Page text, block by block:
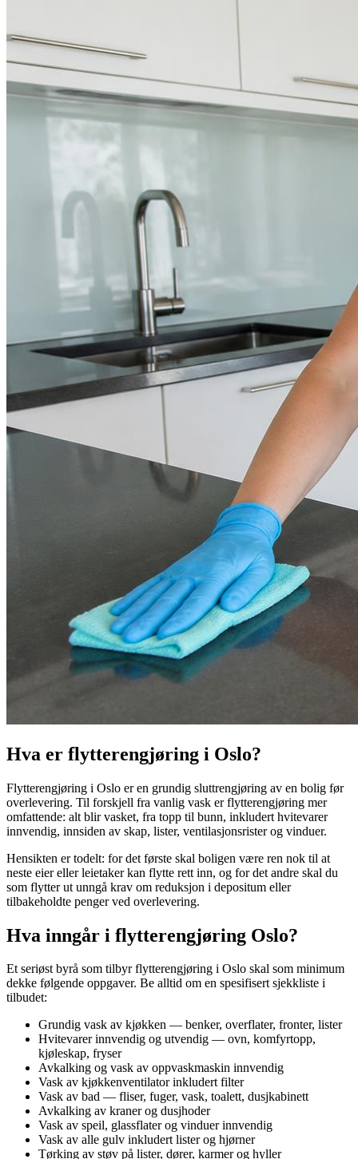
Hva er flytterengjøring i Oslo?
Flytterengjøring i Oslo er en grundig sluttrengjøring av en bolig før
overlevering. Til forskjell fra vanlig vask er flytterengjøring mer
omfattende: alt blir vasket, fra topp til bunn, inkludert hvitevarer
innvendig, innsiden av skap, lister, ventilasjonsrister og vinduer.
Hensikten er todelt: for det første skal boligen være ren nok til at
neste eier eller leietaker kan flytte rett inn, og for det andre skal du
som flytter ut unngå krav om reduksjon i depositum eller
tilbakeholdte penger ved overlevering.
Hva inngår i flytterengjøring Oslo?
Et seriøst byrå som tilbyr flytterengjøring i Oslo skal som minimum
dekke følgende oppgaver. Be alltid om en spesifisert sjekkliste i
tilbudet:
Grundig vask av kjøkken — benker, overflater, fronter, lister
Hvitevarer innvendig og utvendig — ovn, komfyrtopp,
kjøleskap, fryser
Avkalking og vask av oppvaskmaskin innvendig
Vask av kjøkkenventilator inkludert filter
Vask av bad — fliser, fuger, vask, toalett, dusjkabinett
Avkalking av kraner og dusjhoder
Vask av speil, glassflater og vinduer innvendig
Vask av alle gulv inkludert lister og hjørner
Tørking av støv på lister, dører, karmer og hyller